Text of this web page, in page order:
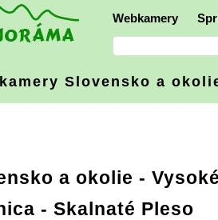
Webkamery
Slovensko a
a okolie -
- Skalnaté Pleso